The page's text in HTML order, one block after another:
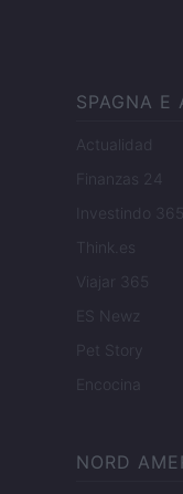
SPAGNA E
Actualidad
Finanzas 24
Investindo 365
Think.es
Viajar 365
ES Newz
Pet Story
Encocina
NORD